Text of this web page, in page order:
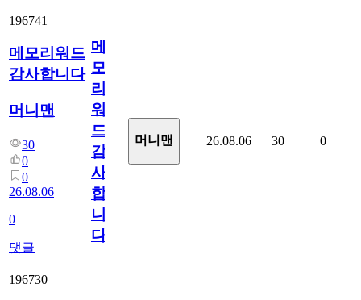
196741
메모리워드
감사합니다
머니맨
30
0
0
26.08.06
0
댓글
메
모
리
워
드
감
사
합
니
다
머니맨 26.08.06 30 0
196730